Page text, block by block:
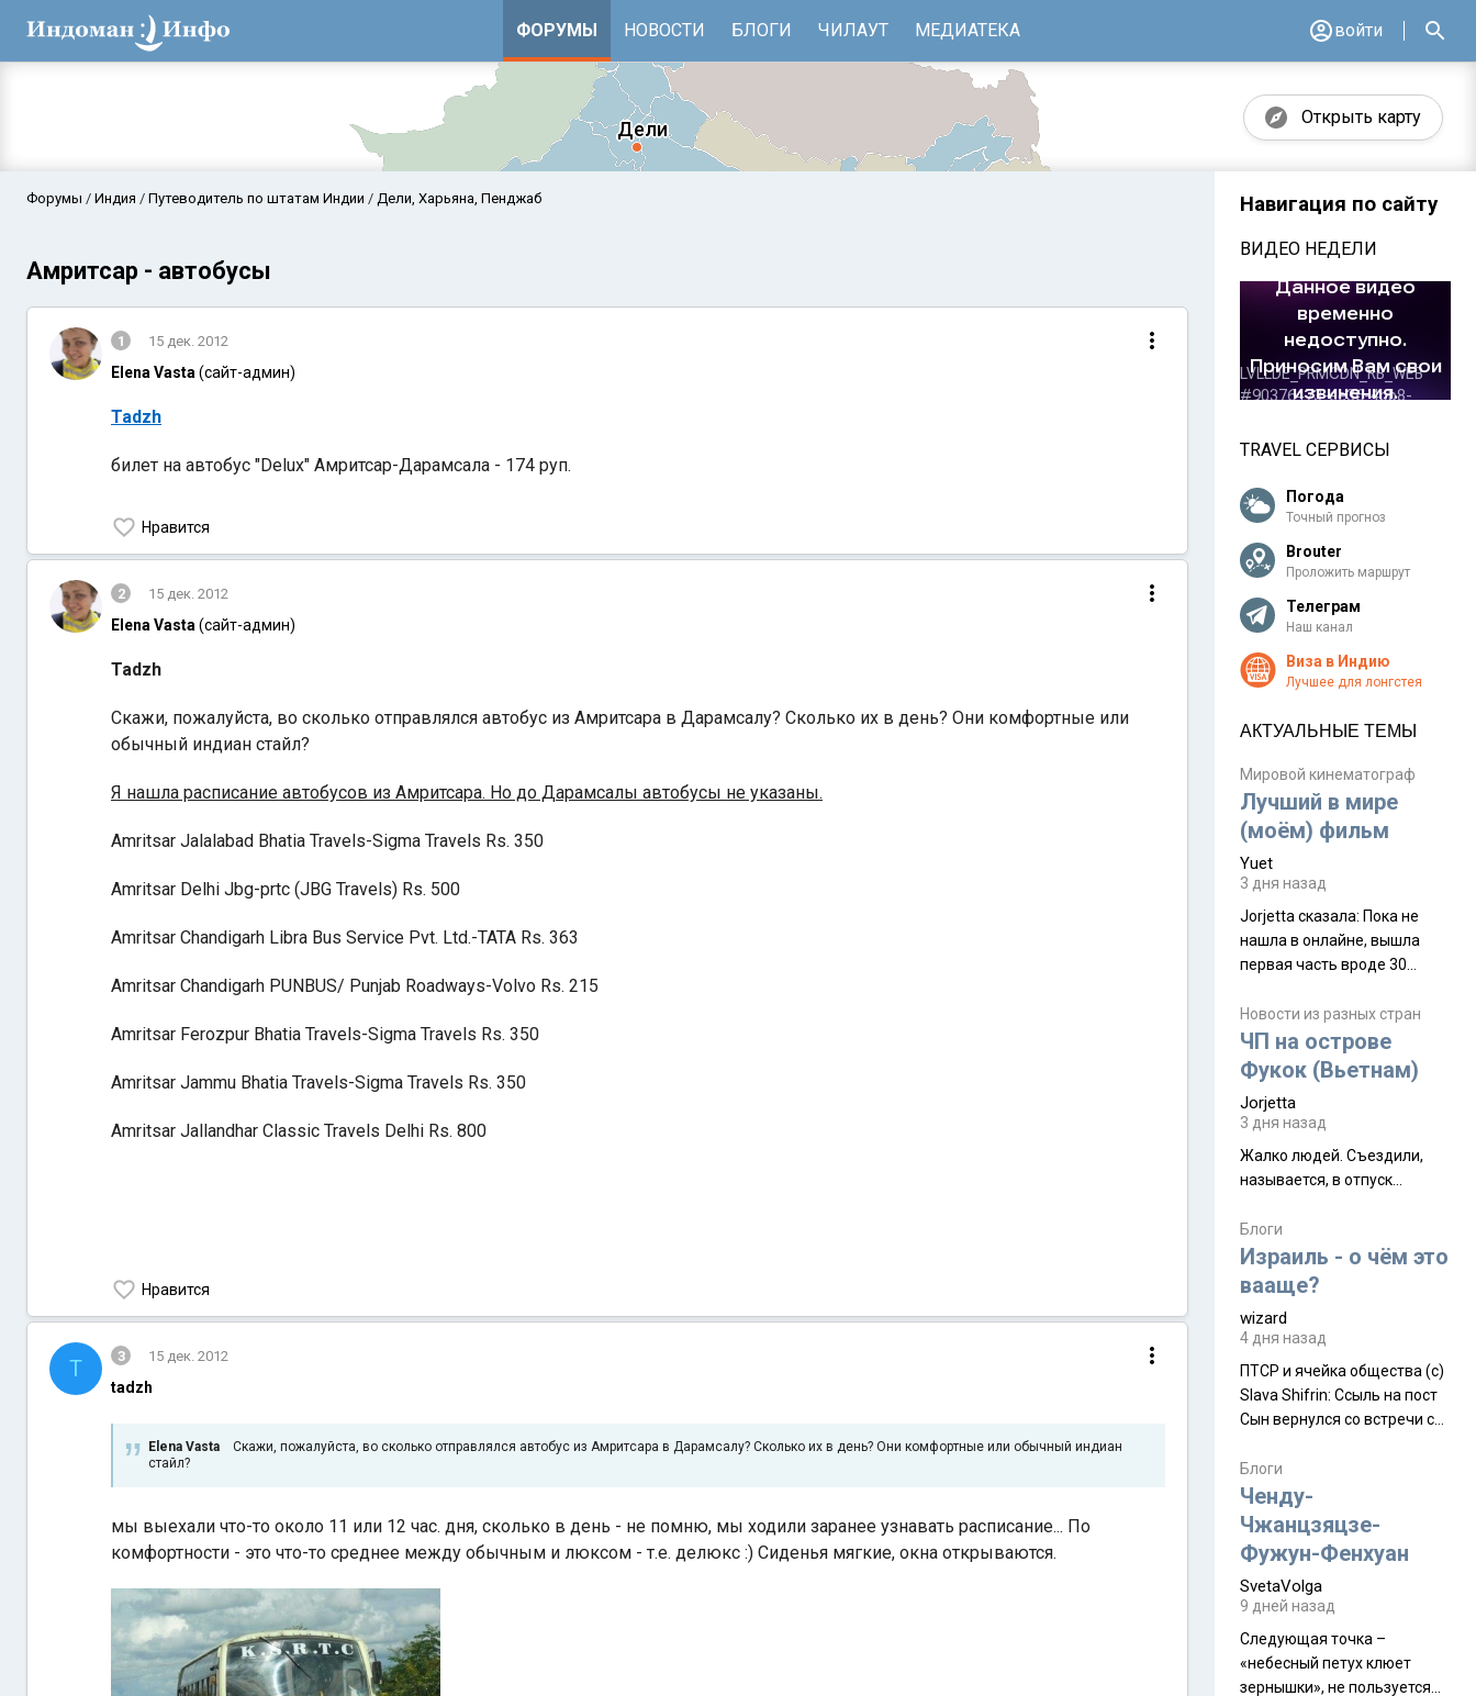
ФОРУМЫ НОВОСТИ БЛОГИ ЧИЛАУТ МЕДИАТЕКА войти
Открыть карту
Форумы Индия Путеводитель по штатам Индии Дели, Харьяна, Пенджаб
Амритсар - автобусы
1 15 дек. 2012
Elena Vasta (сайт-админ)
Tadzh
билет на автобус "Delux" Амритсар-Дарамсала - 174 руп.
Нравится
2 15 дек. 2012
Elena Vasta (сайт-админ)
Tadzh
Скажи, пожалуйста, во сколько отправлялся автобус из Амритсара в Дарамсалу? Сколько их в день? Они комфортные или
обычный индиан стайл?
Я нашла расписание автобусов из Амритсара. Но до Дарамсалы автобусы не указаны.
Amritsar Jalalabad Bhatia Travels-Sigma Travels Rs. 350
Amritsar Delhi Jbg-prtc (JBG Travels) Rs. 500
Amritsar Chandigarh Libra Bus Service Pvt. Ltd.-TATA Rs. 363
Amritsar Chandigarh PUNBUS/ Punjab Roadways-Volvo Rs. 215
Amritsar Ferozpur Bhatia Travels-Sigma Travels Rs. 350
Amritsar Jammu Bhatia Travels-Sigma Travels Rs. 350
Amritsar Jallandhar Classic Travels Delhi Rs. 800
Нравится
T 3 15 дек. 2012
tadzh
Elena Vasta Скажи, пожалуйста, во сколько отправлялся автобус из Амритсара в Дарамсалу? Сколько их в день? Они комфортные или обычный индиан
стайл?
мы выехали что-то около 11 или 12 час. дня, сколько в день - не помню, мы ходили заранее узнавать расписание... По
комфортности - это что-то среднее между обычным и люксом - т.е. делюкс :) Сиденья мягкие, окна открываются.
Навигация по сайту
ВИДЕО НЕДЕЛИ
TRAVEL СЕРВИСЫ
Погода
Точный прогноз
Brouter
Проложить маршрут
Телеграм
Наш канал
Виза в Индию
Лучшее для лонгстея
АКТУАЛЬНЫЕ ТЕМЫ
Мировой кинематограф
Лучший в мире
(моём) фильм
Yuet
3 дня назад
Jorjetta сказалa: Пока не
нашла в онлайне, вышла
первая часть вроде 30
Дивали 8 ноября.
Новости из разных стран
ЧП на острове
Фукок (Вьетнам)
Jorjetta
3 дня назад
Жалко людей. Съездили,
называется, в отпуск...
Блоги
Израиль - о чём это
вааще?
wizard
4 дня назад
ПТСР и ячейка общества (с)
Slava Shifrin: Ссыль на пост
Сын вернулся со встречи с
уже, как демобилизовались,
а продолжают встречаться
почти каждую неделю) и с
порога сообщил: "Эйтан
разводится!" Эйтан -
мальчик из религиозной
семьи, из тех, кого называют
"вязаные кипы". С 2022-го
Блоги
Ченду-
Чжанцзяцзе-
Фужун-Фенхуан
SvetaVolga
9 дней назад
Следующая точка –
«небесный петух клюет
зернышки», не пользуется